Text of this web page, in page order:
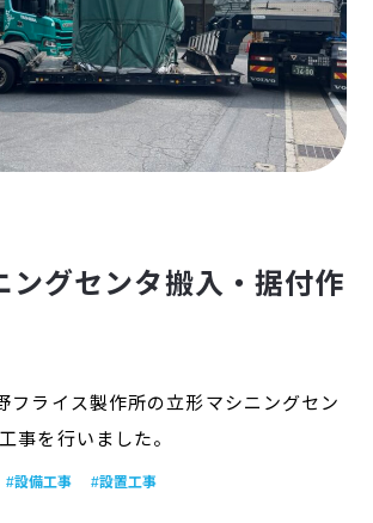
ングセンタ搬入・据付作
フライス製作所の立形マシニングセン
事を行いました。
#設備工事 #設置工事